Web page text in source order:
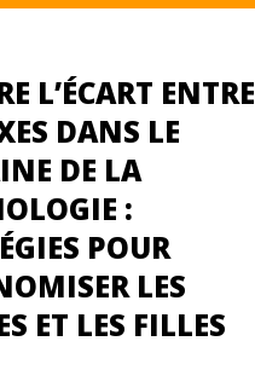
L’ÉCART ENTRE
DANS LE
DE LA
:
POUR
LES
ET LES FILLES